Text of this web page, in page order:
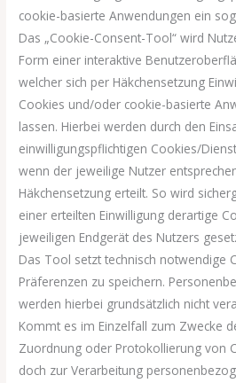
cookie-basierte Anwendungen ein
Das „Cookie-Consent-Tool“ wird
Form einer interaktive
welcher sich per Häkchensetzung
Cookies und/oder cookie-basierte
lassen. Hierbei werden durch den
einwilligungspflichtigen Cookies/
wenn der jeweilige Nutzer
Häkchensetzung erteilt. So wird
einer erteilten Einwilligung derartige
jeweiligen Endgerät des Nutzers
Das Tool setzt technisch notwendige
Präferenzen zu speichern.
werden hierbei grundsätzlich nicht
Kommt es im Einzelfall zum Zwecke
Zuordnung oder Protokollierung von
doch zur Verarbeitung